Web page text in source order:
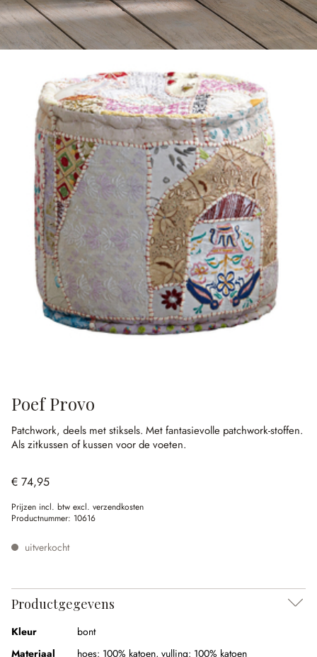
Poef Provo
Patchwork, deels met stiksels. Met fantasievolle patchwork-stoffen.
Als zitkussen of kussen voor de voeten.
€ 74,95
Prijzen incl. btw excl. verzendkosten
Productnummer: 10616
uitverkocht
Productgegevens
Kleur
bont
Materiaal
hoes: 100% katoen, vulling: 100% katoen